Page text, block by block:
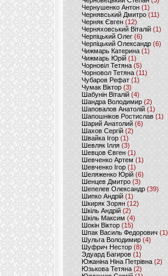
Чернушенко Антон (1)
Чернявський Дмитро(11)
Черняк Євген(12)
Черняховський Віталій (1)
Черпіцький Олег (6)
Черпіцький Олександр (6)
Чижмарь Катерина (1)
Чижмарь Юрій (1)
Чорновіл Тетяна (5)
Чорновол Тетяна (11)
Чубаров Рефат (1)
Чумак Віктор(3)
Шабунін Віталій (4)
Шандра Володимир (2)
Шаповалов Анатолій(1)
Шапошніков Ростислав(1)
Шарий Анатолий(6)
Шахов Сергій(2)
Швайка Ігор (1)
Шевляк Ілля (3)
Шевцов Євген (1)
Шевченко Артем(1)
Шевченко Ігор(1)
Шеляженко Юрій (6)
Шенцев Дмитро (3)
Шепелев Олександр (39)
Шипко Андрій(1)
Шкиряк Зорян(12)
Шкіль Андрій(2)
Шкіль Максим (4)
Шокін Віктор (15)
Шпак Василь Федорович (1)
Шульга Володимир (4)
Шуфрич Нестор(8)
Эдуард Багиров (1)
Южаніна Ніна Петрівна (2)
Юзькова Тетяна(2)